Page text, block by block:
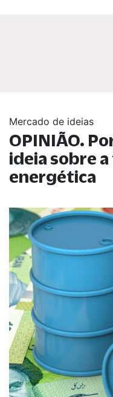
Mercado de ideias
OPINIÃO.
ideia sobre
energética